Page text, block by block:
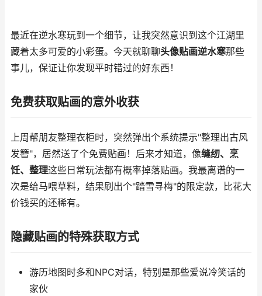
最近在逆水寒玩到一个细节，让我突然意识到这个江湖里
藏着太多可爱的小彩蛋。今天就聊聊头像贴画逆水寒那些
事儿，保证让你发现平时错过的好东西！
免费获取贴画的意外收获
上周帮朋友整理衣柜时，突然弹出个系统提示"整理出古风
发簪"，居然送了个免费贴画！后来才知道，像缝纫、烹
饪、整理这些日常玩法都有概率掉落贴画。我最离谱的一
次是给马喂草料，结果刷出个"踏雪寻梅"的限定款，比花大
价钱买的还稀有。
隐藏贴画的特殊获取方式
游历地图时多和NPC对话，特别是那些爱说冷笑话的
家伙